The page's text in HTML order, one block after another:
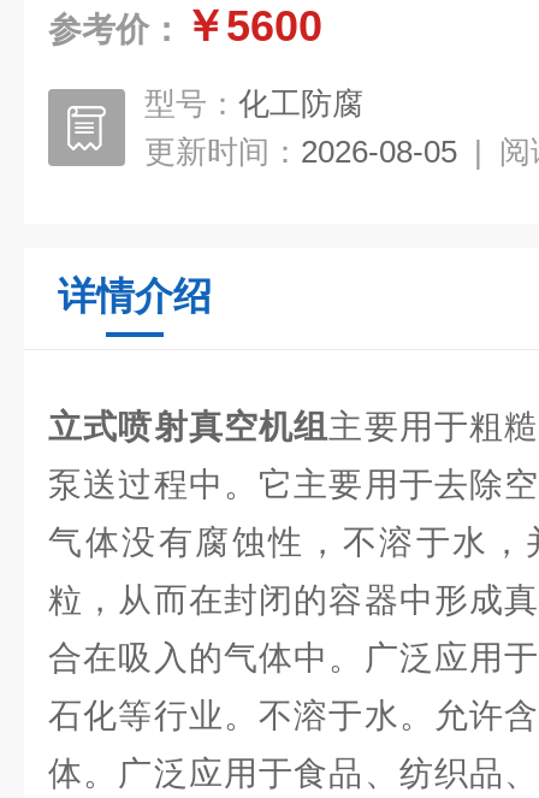
参考价： ￥5600
型号： 化工防腐
更新时间： 2026-08-05 | 阅
详情介绍
立式喷射真空机组 主要用于粗
泵送过程中。它主要用于去除
气体没有腐蚀性，不溶于水，
粒，从而在封闭的容器中形成
合在吸入的气体中。广泛应用
石化等行业。不溶于水。允许
体。广泛应用于食品、纺织品